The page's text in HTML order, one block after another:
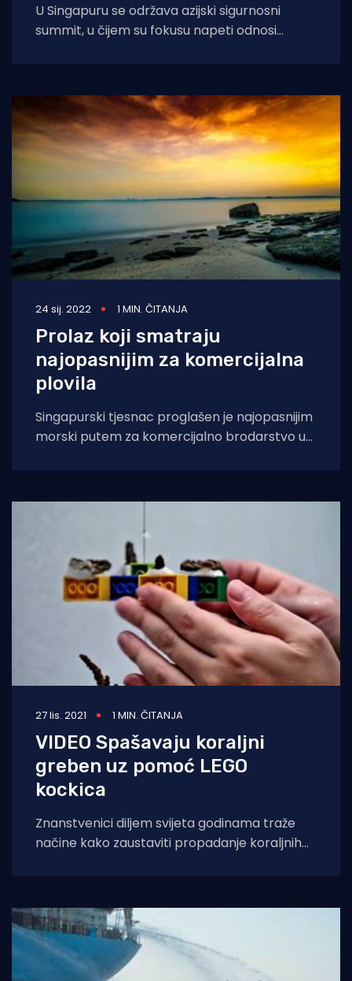
U Singapuru se održava azijski sigurnosni
summit, u čijem su fokusu napeti odnosi
24 sij. 2022 1 MIN. ČITANJA
Prolaz koji smatraju
najopasnijim za komercijalna
plovila
Singapurski tjesnac proglašen je najopasnijim
morski putem za komercijalno brodarstvo u
incident
27 lis. 2021 1 MIN. ČITANJA
VIDEO Spašavaju koraljni
greben uz pomoć LEGO
kockica
Znanstvenici diljem svijeta godinama traže
načine kako zaustaviti propadanje koraljnih
poznatijeg kao “odgajalište” riba, a koji